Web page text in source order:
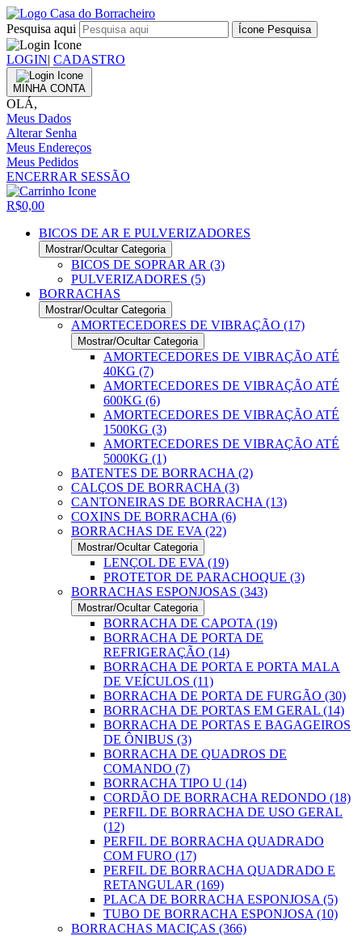
Pesquisa aqui Ícone Pesquisa
LOGIN| CADASTRO
MINHA CONTA
OLÁ,
Meus Dados
Alterar Senha
Meus Endereços
Meus Pedidos
ENCERRAR SESSÃO
R$0,00
BICOS DE AR E PULVERIZADORES
Mostrar/Ocultar Categoria
BICOS DE SOPRAR AR (3)
PULVERIZADORES (5)
BORRACHAS
Mostrar/Ocultar Categoria
AMORTECEDORES DE VIBRAÇÃO (17)
Mostrar/Ocultar Categoria
AMORTECEDORES DE VIBRAÇÃO ATÉ
40KG (7)
AMORTECEDORES DE VIBRAÇÃO ATÉ
600KG (6)
AMORTECEDORES DE VIBRAÇÃO ATÉ
1500KG (3)
AMORTECEDORES DE VIBRAÇÃO ATÉ
5000KG (1)
BATENTES DE BORRACHA (2)
CALÇOS DE BORRACHA (3)
CANTONEIRAS DE BORRACHA (13)
COXINS DE BORRACHA (6)
BORRACHAS DE EVA (22)
Mostrar/Ocultar Categoria
LENÇOL DE EVA (19)
PROTETOR DE PARACHOQUE (3)
BORRACHAS ESPONJOSAS (343)
Mostrar/Ocultar Categoria
BORRACHA DE CAPOTA (19)
BORRACHA DE PORTA DE
REFRIGERAÇÃO (14)
BORRACHA DE PORTA E PORTA MALA
DE VEÍCULOS (11)
BORRACHA DE PORTA DE FURGÃO (30)
BORRACHA DE PORTAS EM GERAL (14)
BORRACHA DE PORTAS E BAGAGEIROS
DE ÔNIBUS (3)
BORRACHA DE QUADROS DE
COMANDO (7)
BORRACHA TIPO U (14)
CORDÃO DE BORRACHA REDONDO (18)
PERFIL DE BORRACHA DE USO GERAL
(12)
PERFIL DE BORRACHA QUADRADO
COM FURO (17)
PERFIL DE BORRACHA QUADRADO E
RETANGULAR (169)
PLACA DE BORRACHA ESPONJOSA (5)
TUBO DE BORRACHA ESPONJOSA (10)
BORRACHAS MACIÇAS (366)